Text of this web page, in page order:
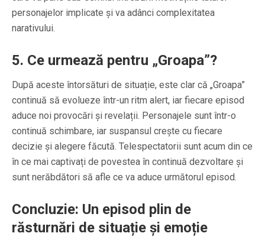
personajelor implicate și va adânci complexitatea
narativului.
5. Ce urmează pentru „Groapa”?
După aceste întorsături de situație, este clar că „Groapa”
continuă să evolueze într-un ritm alert, iar fiecare episod
aduce noi provocări și revelații. Personajele sunt într-o
continuă schimbare, iar suspansul crește cu fiecare
decizie și alegere făcută. Telespectatorii sunt acum din ce
în ce mai captivați de povestea în continuă dezvoltare și
sunt nerăbdători să afle ce va aduce următorul episod.
Concluzie: Un episod plin de
răsturnări de situație și emoție